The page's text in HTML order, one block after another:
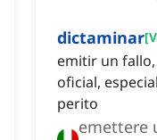
dictaminar[
emitir un
oficial,
perito
emettere